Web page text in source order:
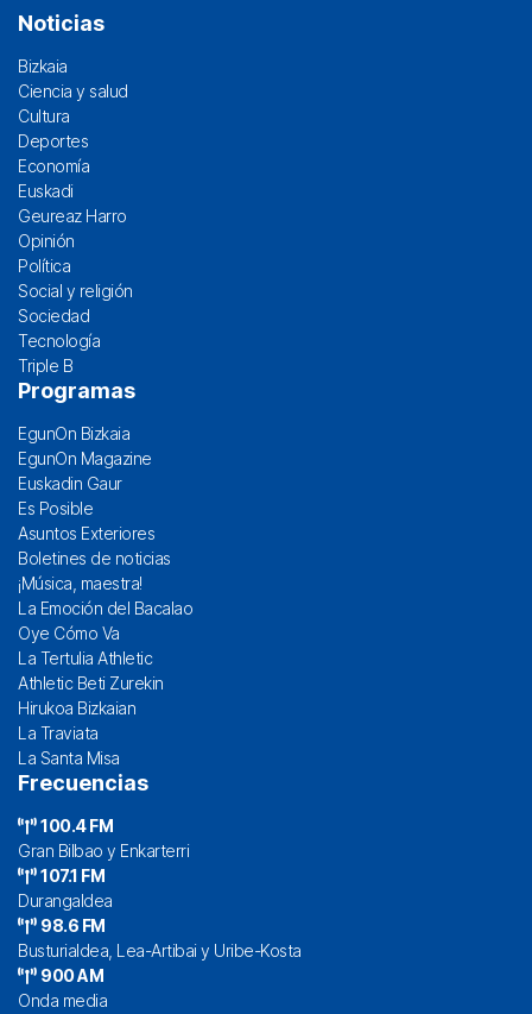
Noticias
Bizkaia
Ciencia y salud
Cultura
Deportes
Economía
Euskadi
Geureaz Harro
Opinión
Política
Social y religión
Sociedad
Tecnología
Triple B
Programas
EgunOn Bizkaia
EgunOn Magazine
Euskadin Gaur
Es Posible
Asuntos Exteriores
Boletines de noticias
¡Música, maestra!
La Emoción del Bacalao
Oye Cómo Va
La Tertulia Athletic
Athletic Beti Zurekin
Hirukoa Bizkaian
La Traviata
La Santa Misa
Frecuencias
100.4 FM
Gran Bilbao y Enkarterri
107.1 FM
Durangaldea
98.6 FM
Busturialdea, Lea-Artibai y Uribe-Kosta
900 AM
Onda media